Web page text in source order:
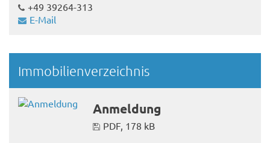
+49 39264-313
E-Mail
Immobilienverzeichnis
Anmeldung
PDF, 178 kB